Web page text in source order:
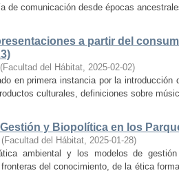
de comunicación desde épocas
a partir del
(Facultad del Hábitat, 2025-02-02)
en primera instancia por la
culturales, definiciones sobre
y Biopolítica en los
(Facultad del Hábitat, 2025-01-28)
ambiental y los modelos de
del conocimiento, de la ética